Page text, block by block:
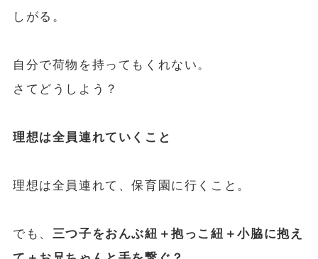
しがる。
自分で荷物を持ってもくれない。
さてどうしよう？
理想は全員連れていくこと
理想は全員連れて、保育園に行くこと。
でも、 三つ子をおんぶ紐＋抱っこ紐＋小脇に抱え